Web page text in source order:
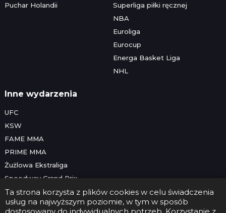
Ta strona korzysta z plików cookies w celu świadczenia
usług na najwyższym poziomie, w tym w sposób
Puchar Holandii
Superliga piłki ręcznej
NBA
Euroliga
Eurocup
Energa Basket Liga
NHL
Inne wydarzenia
UFC
KSW
FAME MMA
PRIME MMA
Żużlowa Ekstraliga
Speedway Grand Prix
Skoki narciarskie